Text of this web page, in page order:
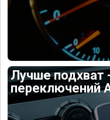
Лучше подхват
переключений